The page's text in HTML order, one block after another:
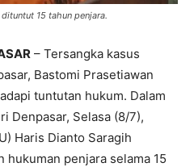
15 tahun penjara.
– Tersangka kasus
Bastomi Prasetiawan
tuntutan hukum. Dalam
Denpasar, Selasa (8/7),
Haris Dianto Saragih
hukuman penjara selama 15